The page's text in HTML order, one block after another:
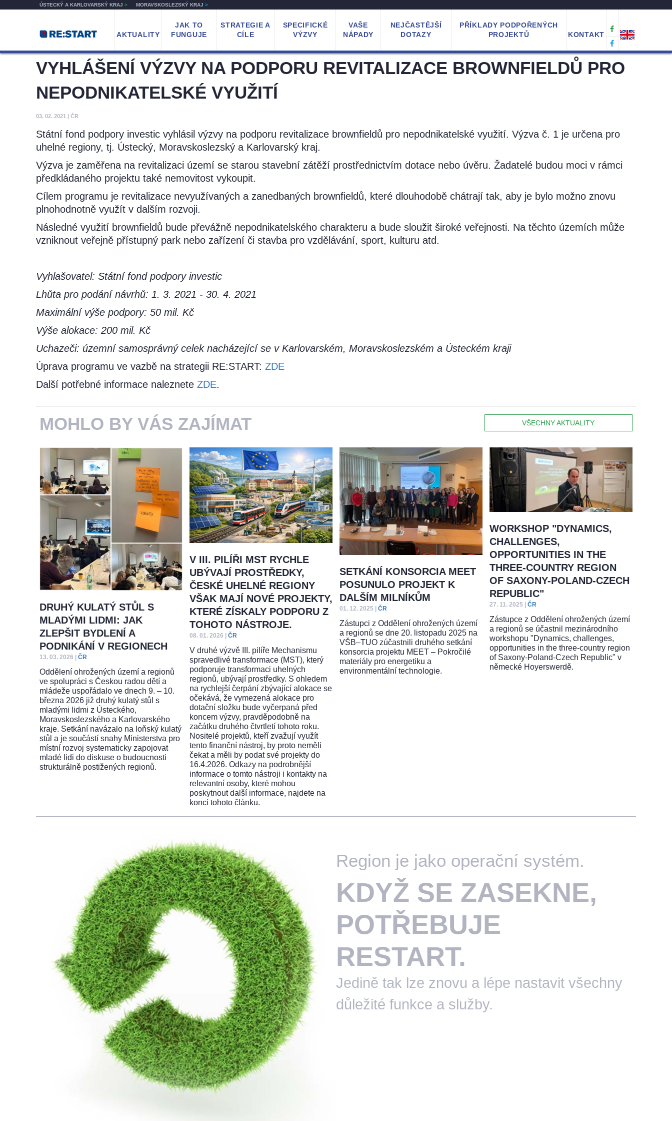
ÚSTECKÝ A KARLOVARSKÝ KRAJ > MORAVSKOSLEZSKÝ KRAJ >
AKTUALITY
JAK TO
FUNGUJE
STRATEGIE A
CÍLE
SPECIFICKÉ
VÝZVY
VAŠE
NÁPADY
NEJČASTĚJŠÍ
DOTAZY
PŘÍKLADY PODPOŘENÝCH
PROJEKTŮ
KONTAKT
VYHLÁŠENÍ VÝZVY NA PODPORU REVITALIZACE BROWNFIELDŮ PRO
NEPODNIKATELSKÉ VYUŽITÍ
03. 02. 2021 | ČR
Státní fond podpory investic vyhlásil výzvy na podporu revitalizace brownfieldů pro nepodnikatelské využití. Výzva č. 1 je určena pro
uhelné regiony, tj. Ústecký, Moravskoslezský a Karlovarský kraj.
Výzva je zaměřena na revitalizaci území se starou stavební zátěží prostřednictvím dotace nebo úvěru. Žadatelé budou moci v rámci
předkládaného projektu také nemovitost vykoupit.
Cílem programu je revitalizace nevyužívaných a zanedbaných brownfieldů, které dlouhodobě chátrají tak, aby je bylo možno znovu
plnohodnotně využít v dalším rozvoji.
Následné využití brownfieldů bude převážně nepodnikatelského charakteru a bude sloužit široké veřejnosti. Na těchto územích může
vzniknout veřejně přístupný park nebo zařízení či stavba pro vzdělávání, sport, kulturu atd.
Vyhlašovatel: Státní fond podpory investic
Lhůta pro podání návrhů: 1. 3. 2021 - 30. 4. 2021
Maximální výše podpory: 50 mil. Kč
Výše alokace: 200 mil. Kč
Uchazeči: územní samosprávný celek nacházející se v Karlovarském, Moravskoslezském a Ústeckém kraji
Úprava programu ve vazbě na strategii RE:START: ZDE
Další potřebné informace naleznete ZDE.
MOHLO BY VÁS ZAJÍMAT VŠECHNY AKTUALITY
DRUHÝ KULATÝ STŮL S
MLADÝMI LIDMI: JAK
ZLEPŠIT BYDLENÍ A
PODNIKÁNÍ V REGIONECH
13. 03. 2026 ČR
Oddělení ohrožených území a regionů
ve spolupráci s Českou radou dětí a
mládeže uspořádalo ve dnech 9. – 10.
března 2026 již druhý kulatý stůl s
mladými lidmi z Ústeckého,
Moravskoslezského a Karlovarského
kraje. Setkání navázalo na loňský kulatý
stůl a je součástí snahy Ministerstva pro
místní rozvoj systematicky zapojovat
mladé lidi do diskuse o budoucnosti
strukturálně postižených regionů.
V III. PILÍŘI MST RYCHLE
UBÝVAJÍ PROSTŘEDKY,
ČESKÉ UHELNÉ REGIONY
VŠAK MAJÍ NOVÉ PROJEKTY,
KTERÉ ZÍSKALY PODPORU Z
TOHOTO NÁSTROJE.
08. 01. 2026 | ČR
V druhé výzvě III. pilíře Mechanismu
spravedlivé transformace (MST), který
podporuje transformaci uhelných
regionů, ubývají prostředky. S ohledem
na rychlejší čerpání zbývající alokace se
očekává, že vymezená alokace pro
dotační složku bude vyčerpaná před
koncem výzvy, pravděpodobně na
začátku druhého čtvrtletí tohoto roku.
Nositelé projektů, kteří zvažují využít
tento finanční nástroj, by proto neměli
čekat a měli by podat své projekty do
16.4.2026. Odkazy na podrobnější
informace o tomto nástroji i kontakty na
relevantní osoby, které mohou
poskytnout další informace, najdete na
konci tohoto článku.
SETKÁNÍ KONSORCIA MEET
POSUNULO PROJEKT K
DALŠÍM MILNÍKŮM
01. 12. 2025 | ČR
Zástupci z Oddělení ohrožených území
a regionů se dne 20. listopadu 2025 na
VŠB–TUO zúčastnili druhého setkání
konsorcia projektu MEET – Pokročilé
materiály pro energetiku a
environmentální technologie.
WORKSHOP "DYNAMICS,
CHALLENGES,
OPPORTUNITIES IN THE
THREE-COUNTRY REGION
OF SAXONY-POLAND-CZECH
REPUBLIC"
27. 11. 2025 | ČR
Zástupce z Oddělení ohrožených území
a regionů se účastnil mezinárodního
workshopu "Dynamics, challenges,
opportunities in the three-country region
of Saxony-Poland-Czech Republic" v
německé Hoyerswerdě.
Region je jako operační systém.
KDYŽ SE ZASEKNE,
POTŘEBUJE
RESTART.
Jedině tak lze znovu a lépe nastavit všechny
důležité funkce a služby.